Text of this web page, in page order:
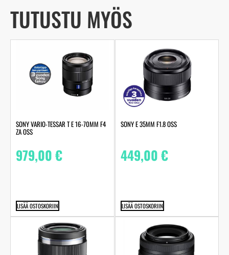
TUTUSTU MYÖS
SONY VARIO-TESSAR T E 16-70MM F4
ZA OSS
979,00€
LISÄÄ OSTOSKORIIN
SONY E 35MM F1.8 OSS
449,00€
LISÄÄ OSTOSKORIIN